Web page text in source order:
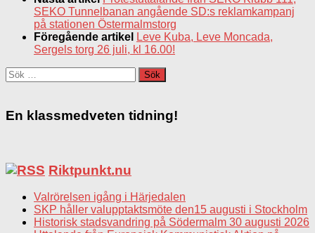
SEKO Tunnelbanan angående SD:s reklamkampanj
på stationen Östermalmstorg
Föregående artikel
Leve Kuba, Leve Moncada,
Sergels torg 26 juli, kl 16.00!
Sök
efter:
En klassmedveten tidning!
Riktpunkt.nu
Valrörelsen igång i Härjedalen
SKP håller valupptaktsmöte den15 augusti i Stockholm
Historisk stadsvandring på Södermalm 30 augusti 2026